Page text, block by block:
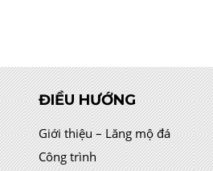
ĐIỀU HƯỚNG
Giới thiệu – Lăng mộ đá
Công trình